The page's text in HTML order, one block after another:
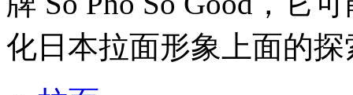
化日本拉面形象上面的探